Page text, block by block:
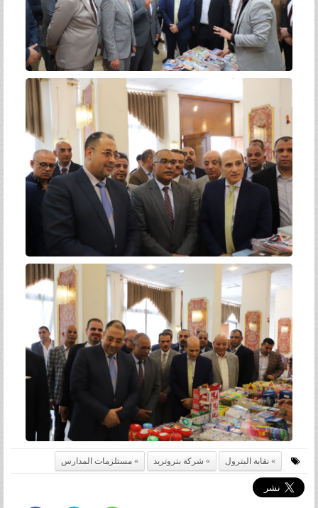
نقابة البترول شركة بتروتريد مستلزمات المدارس